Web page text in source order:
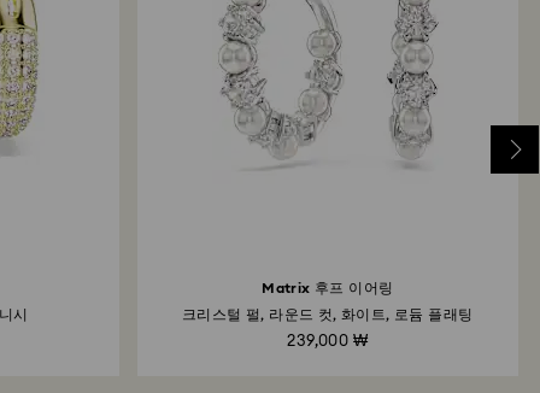
시
Matrix 후프 이어링
크리스털 펄, 라운드 컷, 화이트, 로듐 플래팅
239,000 ₩